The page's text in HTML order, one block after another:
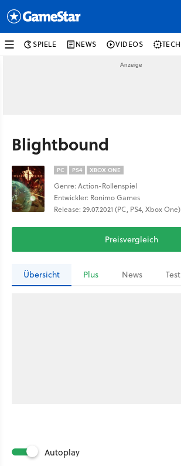
SPIELE NEWS VIDEOS TECH
Blightbound
PC PS4 XBOX ONE
Genre: Action-Rollenspiel
Entwickler: Ronimo Games
Release: 29.07.2021 (PC, PS4, Xbox One)
Preisvergleich
Übersicht Plus News Test
Autoplay